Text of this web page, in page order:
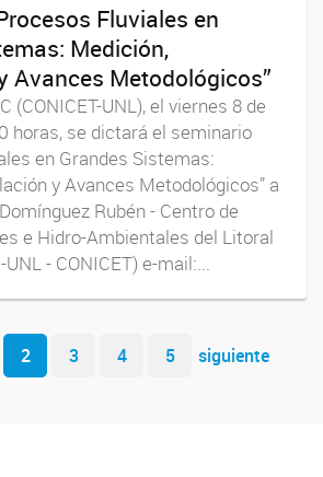
Fluviales en
Medición,
Avances Metodológicos”
(CONICET-UNL), el viernes 8 de
horas, se dictará el seminario
en Grandes Sistemas:
y Avances Metodológicos” a
Rubén - Centro de
e Hidro-Ambientales del Litoral
- CONICET) e-mail:...
artículos
2 3 4 5 siguiente